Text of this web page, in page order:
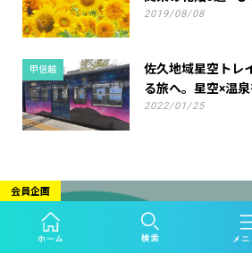
2019/08/08
甲信越
佐久地域星空トレ
る旅へ。星空×温
2022/01/25
会員企画
列車旅のおすすめスポット